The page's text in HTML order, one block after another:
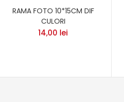
RAMA FOTO 10*15CM DIF
CULORI
14,00 lei